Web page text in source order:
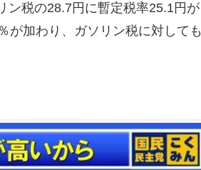
税の28.7円に暫定税率25.1円が
が加わり、ガソリン税に対しても